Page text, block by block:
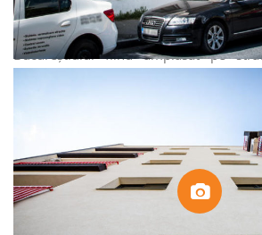
ISG Residence oferă o bună
Bucureștiului fiind amplasat pe
imediata apropiere a Parcului Carol
parcare și lift. Ansamblul este alcătuit
apartamente cu 2 camere complet